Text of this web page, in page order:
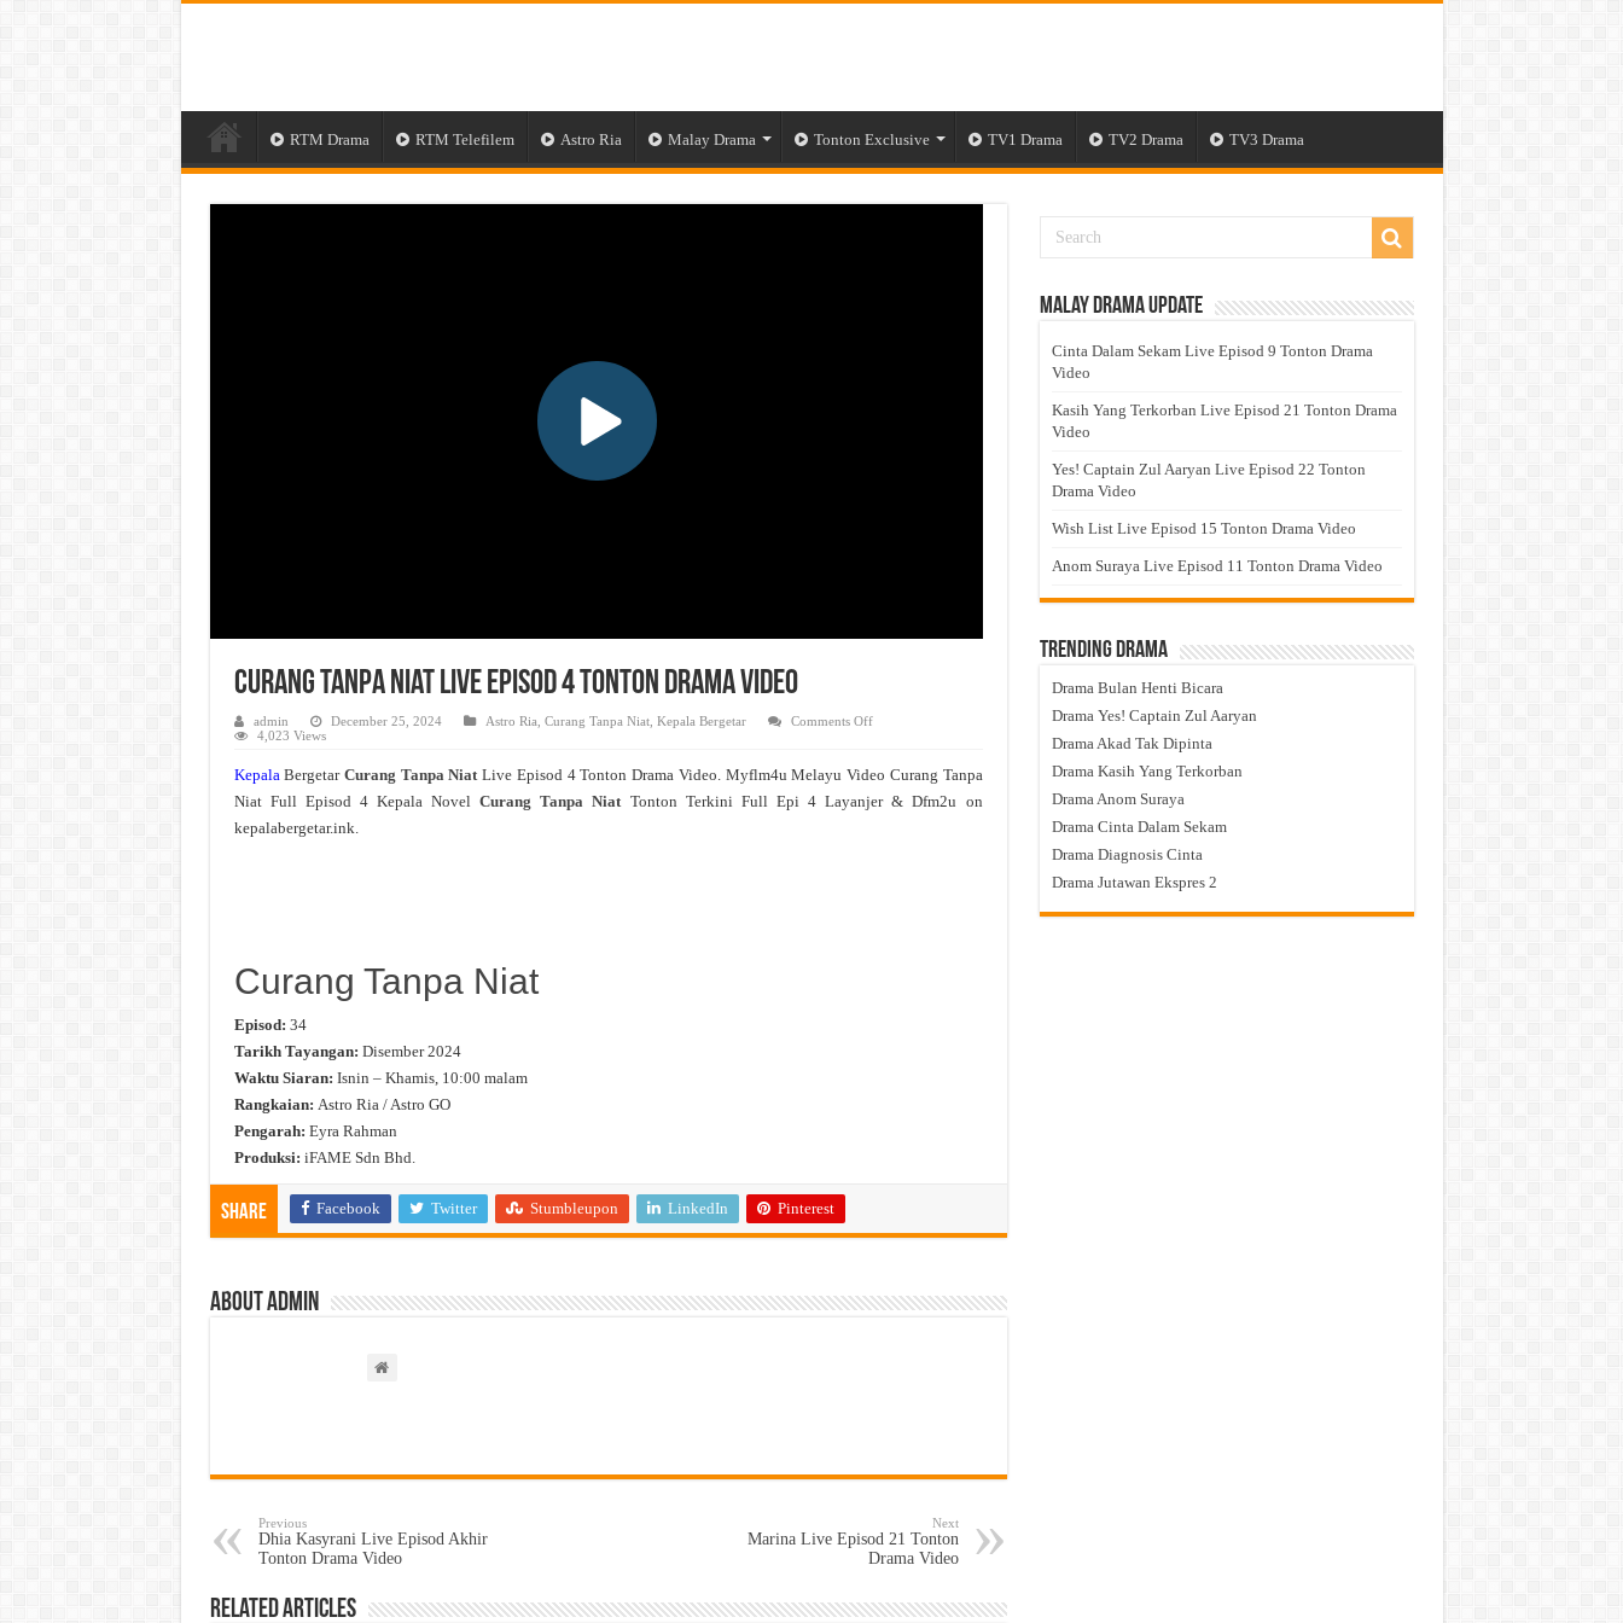
RTM Drama RTM Telefilem Astro Ria Malay Drama Tonton Exclusive TV1 Drama TV2 Drama TV3 Drama
Curang Tanpa Niat Live Episod 4 Tonton Drama Video
admin December 25, 2024 Astro Ria Curang Tanpa Niat, Kepala Bergetar Comments Offon
Live
4
4,023 Views
KepalaBergetar Curang Tanpa NiatLive Episod 4 Tonton Drama Video. Myflm4u Melayu Video Curang Tanpa
Niat Full Episod 4 Kepala Novel Curang Tanpa Niat Tonton Terkini Full Epi 4 Layanjer & Dfm2u on
kepalabergetar.ink.
Curang Tanpa Niat
Episod: 34
Tarikh Tayangan: Disember 2024
Waktu Siaran: Isnin – Khamis, 10:00 malam
Rangkaian: Astro Ria / Astro GO
Pengarah: Eyra Rahman
Produksi: iFAME Sdn Bhd.
Share Facebook Twitter Stumbleupon LinkedIn Pinterest
About admin
Previous
Dhia Kasyrani Live Episod Akhir
Tonton Drama Video
Next
Marina Live Episod 21 Tonton
Drama Video
Related Articles
Malay Drama Update
Cinta Dalam Sekam Live Episod 9 Tonton Drama
Video
Kasih Yang Terkorban Live Episod 21 Tonton Drama
Video
Yes! Captain Zul Aaryan Live Episod 22 Tonton
Drama Video
Wish List Live Episod 15 Tonton Drama Video
Anom Suraya Live Episod 11 Tonton Drama Video
Trending Drama
Drama Bulan Henti Bicara
Drama Yes! Captain Zul Aaryan
Drama Akad Tak Dipinta
Drama Kasih Yang Terkorban
Drama Anom Suraya
Drama Cinta Dalam Sekam
Drama Diagnosis Cinta
Drama Jutawan Ekspres 2